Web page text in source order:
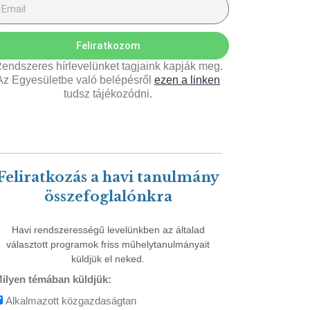
Feliratkozom
hírlevelünket tagjaink kapják meg.
Egyesületbe való belépésről ezen a linken
tudsz tájékozódni.
a havi tanulmány
összefoglalónkra
Havi rendszerességű levelünkben az általad
választott programok friss műhelytanulmányait
küldjük el neked.
témában küldjük:
Alkalmazott közgazdaságtan